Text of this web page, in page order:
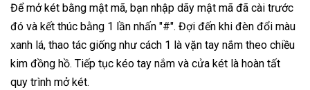
Để mở két bằng mật mã, bạn nhập dãy mật mã đã cài trước
đó và kết thúc bằng 1 lần nhấn "#". Đợi đến khi đèn đổi màu
xanh lá, thao tác giống như cách 1 là vặn tay nắm theo chiều
kim đồng hồ. Tiếp tục kéo tay nắm và cửa két là hoàn tất
quy trình mở két.